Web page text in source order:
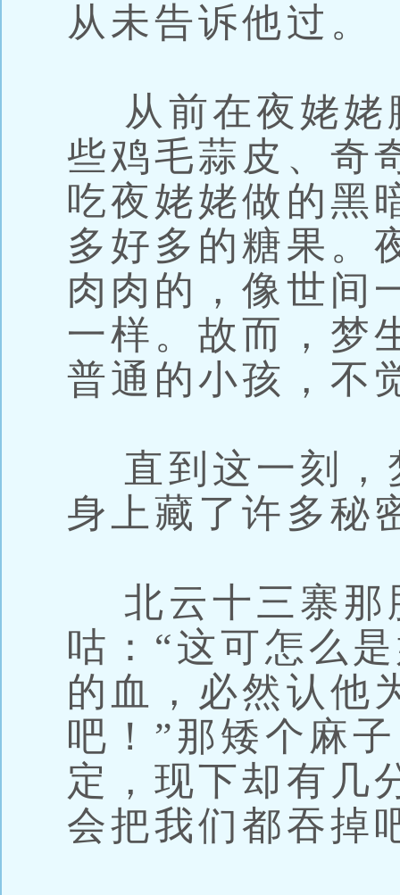
从未告诉他过。
从前在夜姥姥
些鸡毛蒜皮、奇
吃夜姥姥做的黑
多好多的糖果。
肉肉的，像世间
一样。故而，梦
普通的小孩，不
直到这一刻，
身上藏了许多秘
北云十三寨那
咕：“这可怎么
的血，必然认他
吧！”那矮个麻
定，现下却有几
会把我们都吞掉